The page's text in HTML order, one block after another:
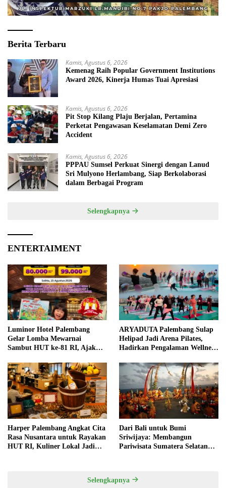
Berita Terbaru
Kamis, Agustus 6, 2026
Kemenag Raih Popular Government Institutions
Award 2026, Kinerja Humas Tuai Apresiasi
Kamis, Agustus 6, 2026
Pit Stop Kilang Plaju Berjalan, Pertamina
Perketat Pengawasan Keselamatan Demi Zero
Accident
Kamis, Agustus 6, 2026
PPPAU Sumsel Perkuat Sinergi dengan Lanud
Sri Mulyono Herlambang, Siap Berkolaborasi
dalam Berbagai Program
Selengkapnya
ENTERTAIMENT
Luminor Hotel Palembang
Gelar Lomba Mewarnai
Sambut HUT ke-81 RI, Ajak
ARYADUTA Palembang Sulap
Helipad Jadi Arena Pilates,
Hadirkan Pengalaman Wellness
Harper Palembang Angkat Cita
Rasa Nusantara untuk Rayakan
HUT RI, Kuliner Lokal Jadi
Dari Bali untuk Bumi
Sriwijaya: Membangun
Pariwisata Sumatera Selatan
Selengkapnya